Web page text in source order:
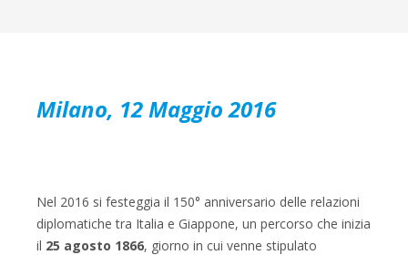
Milano, 12 Maggio 2016
Nel 2016 si festeggia il 150° anniversario delle relazioni
diplomatiche tra Italia e Giappone, un percorso che inizia
il 25 agosto 1866, giorno in cui venne stipulato